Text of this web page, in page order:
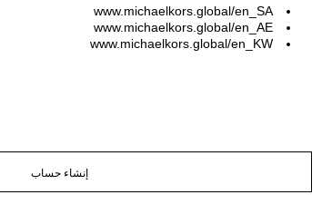
www.michaelkors.global/en_SA
www.michaelkors.global/en_AE
www.michaelkors.global/en_KW
إنشاء حساب